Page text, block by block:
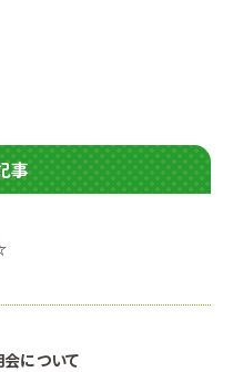
事
について